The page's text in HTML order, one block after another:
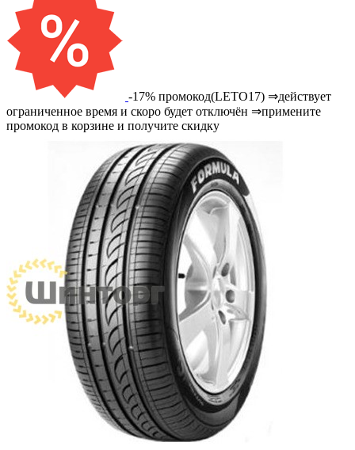
-17% промокод(LETO17) ⇒действует
ограниченное время и скоро будет отключён ⇒примените
промокод в корзине и получите скидку